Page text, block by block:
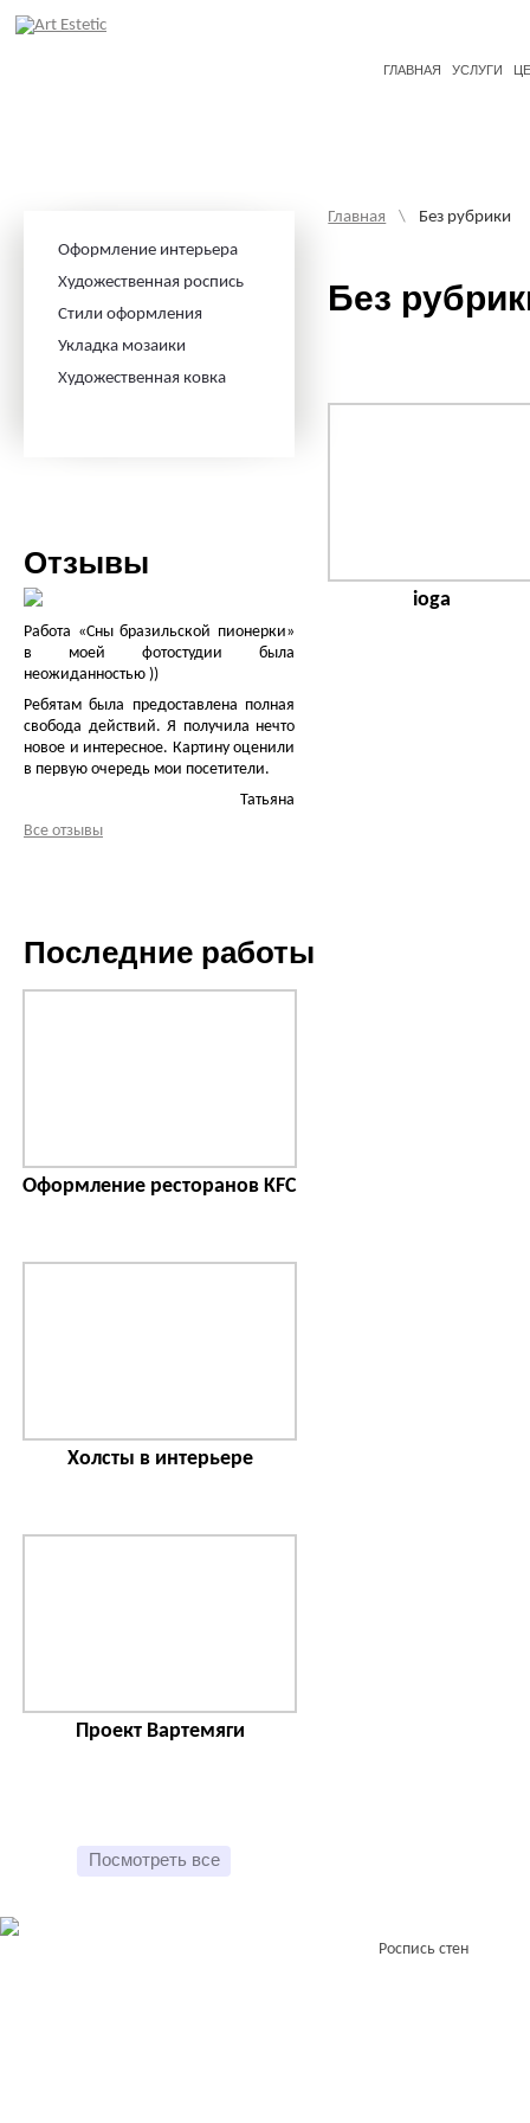
ГЛАВНАЯ УСЛУГИ
Оформление интерьера
Художественная роспись
Стили оформления
Укладка мозаики
Художественная ковка
Отзывы
Работа «Сны бразильской пионерки»
в моей фотостудии была
неожиданностью ))
Ребятам была предоставлена полная
свобода действий. Я получила нечто
новое и интересное. Картину оценили
в первую очередь мои посетители.
Татьяна
Все отзывы
Последние работы
Оформление ресторанов KFC
Холсты в интерьере
Проект Вартемяги
Посмотреть все
Главная \ Без рубрики
Без
ioga
Роспись стен